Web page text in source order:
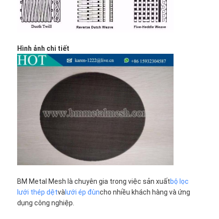
Padel Court hàng rào
Lưới dệt kim
giỏ đá gabion
Kiến trúc lưới kim loại
Màn hình chuỗi nhôm
Bộ lọc màn hình Johnson
Hàng rào lưới kim loại
Tổ ong lưới
300 X
300
0.040 0.045
325 X
400 X
400
0.028 0.036
0.026
Hình ảnh chi tiết
BM Metal Mesh là chuyên gia trong việc sản xuấtbộ lọc
lưới thép dệtvà lưới ép đùncho nhiều khách hàng và ứng
dụng công nghiệp.